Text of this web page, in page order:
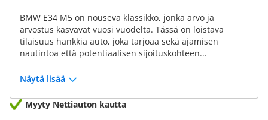
BMW E34 M5 on nouseva klassikko, jonka arvo ja
arvostus kasvavat vuosi vuodelta. Tässä on loistava
tilaisuus hankkia auto, joka tarjoaa sekä ajamisen
nautintoa että potentiaalisen sijoituskohteen...
Näytä lisää
Myyty Nettiauton kautta